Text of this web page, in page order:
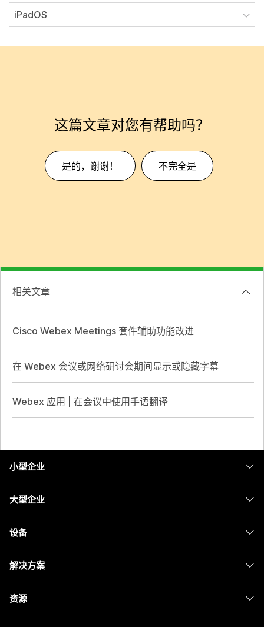
iPadOS
这篇文章对您有帮助吗？
是的，谢谢！ 不完全是
相关文章
Cisco Webex Meetings 套件辅助功能改进
在 Webex 会议或网络研讨会期间显示或隐藏字幕
Webex 应用 | 在会议中使用手语翻译
小型企业
大型企业
设备
解决方案
资源